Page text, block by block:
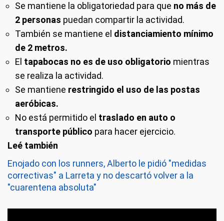
Se mantiene la obligatoriedad para que no más de
2 personas puedan compartir la actividad.
También se mantiene el distanciamiento mínimo
de 2 metros.
El tapabocas no es de uso obligatorio mientras
se realiza la actividad.
Se mantiene restringido el uso de las postas
aeróbicas.
No está permitido el traslado en auto o
transporte público para hacer ejercicio.
Enojado con los runners, Alberto le pidió "medidas
correctivas" a Larreta y no descartó volver a la
"cuarentena absoluta"